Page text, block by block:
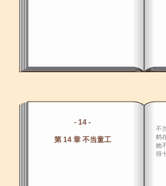
- 14 -
第 14 章 不当童工
不
鹤
她
得